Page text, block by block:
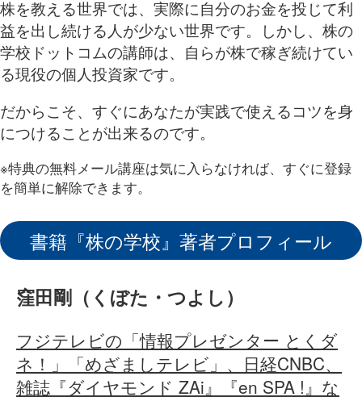
株を教える世界では、実際に自分のお金を投じて利
益を出し続ける人が少ない世界です。しかし、株の
学校ドットコムの講師は、自らが株で稼ぎ続けてい
る現役の個人投資家です。
だからこそ、すぐにあなたが実践で使えるコツを身
につけることが出来るのです。
※特典の無料メール講座は気に入らなければ、すぐに登録
を簡単に解除できます。
書籍『株の学校』著者プロフィール
窪田剛（くぼた・つよし）
フジテレビの「情報プレゼンター とくダ
ネ！」「めざましテレビ」、日経CNBC、
雑誌『ダイヤモンド ZAi』『en SPA !』な